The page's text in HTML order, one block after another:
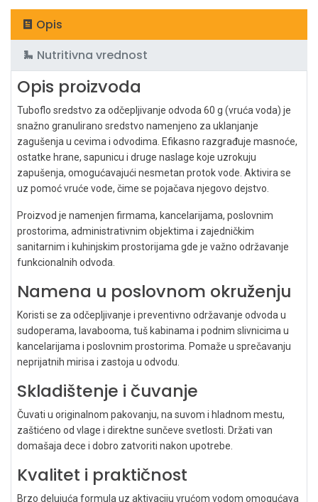
Opis
Nutritivna vrednost
Opis proizvoda
Tuboflo sredstvo za odčepljivanje odvoda 60 g (vruća voda) je
snažno granulirano sredstvo namenjeno za uklanjanje
zagušenja u cevima i odvodima. Efikasno razgrađuje masnoće,
ostatke hrane, sapunicu i druge naslage koje uzrokuju
zapušenja, omogućavajući nesmetan protok vode. Aktivira se
uz pomoć vruće vode, čime se pojačava njegovo dejstvo.
Proizvod je namenjen firmama, kancelarijama, poslovnim
prostorima, administrativnim objektima i zajedničkim
sanitarnim i kuhinjskim prostorijama gde je važno održavanje
funkcionalnih odvoda.
Namena u poslovnom okruženju
Koristi se za odčepljivanje i preventivno održavanje odvoda u
sudoperama, lavabooma, tuš kabinama i podnim slivnicima u
kancelarijama i poslovnim prostorima. Pomaže u sprečavanju
neprijatnih mirisa i zastoja u odvodu.
Skladištenje i čuvanje
Čuvati u originalnom pakovanju, na suvom i hladnom mestu,
zaštićeno od vlage i direktne sunčeve svetlosti. Držati van
domašaja dece i dobro zatvoriti nakon upotrebe.
Kvalitet i praktičnost
Brzo delujuća formula uz aktivaciju vrućom vodom omogućava